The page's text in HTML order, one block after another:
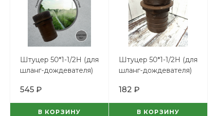
Штуцер 50*1-1/2Н (для
шланг-дождевателя)
545 ₽
В КОРЗИНУ
Штуцер 50*1-1/2Н (для
шланг-дождевателя)
182 ₽
В КОРЗИНУ